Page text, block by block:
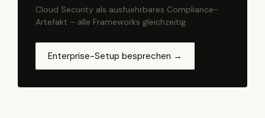
Cloud Security als ausfuehrbares Compliance-
Artefakt – alle Frameworks gleichzeitig.
Enterprise-Setup besprechen →